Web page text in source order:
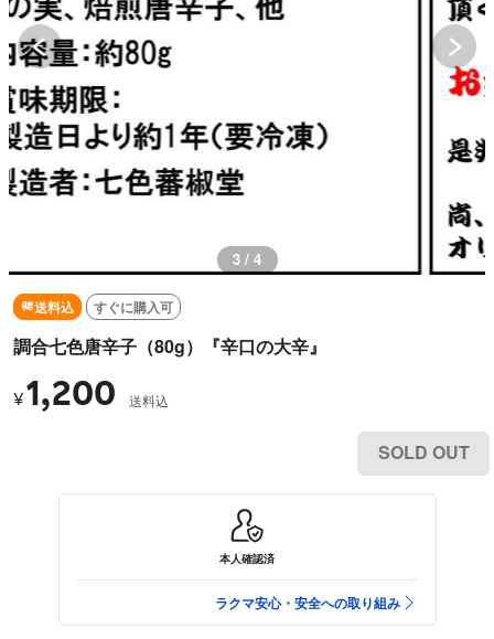
3 / 4
送料込 すぐに購入可
調合七色唐辛子（80g）『辛口の大辛』
¥1,200 送料込
SOLD OUT
本人確認済
ラクマ安心・安全への取り組み